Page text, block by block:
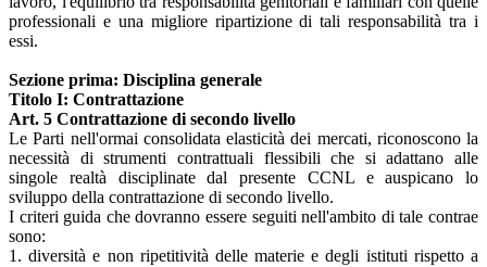
professionali e una migliore ripartizione di tali responsabilità tra i
essi.
Sezione prima: Disciplina generale
Titolo I: Contrattazione
Art. 5 Contrattazione di secondo livello
Le Parti nell'ormai consolidata elasticità dei mercati, riconoscono la
necessità di strumenti contrattuali flessibili che si adattano alle
singole realtà disciplinate dal presente CCNL e auspicano lo
sviluppo della contrattazione di secondo livello.
I criteri guida che dovranno essere seguiti nell'ambito di tale contrae
sono:
1. diversità e non ripetitività delle materie e degli istituti rispetto a